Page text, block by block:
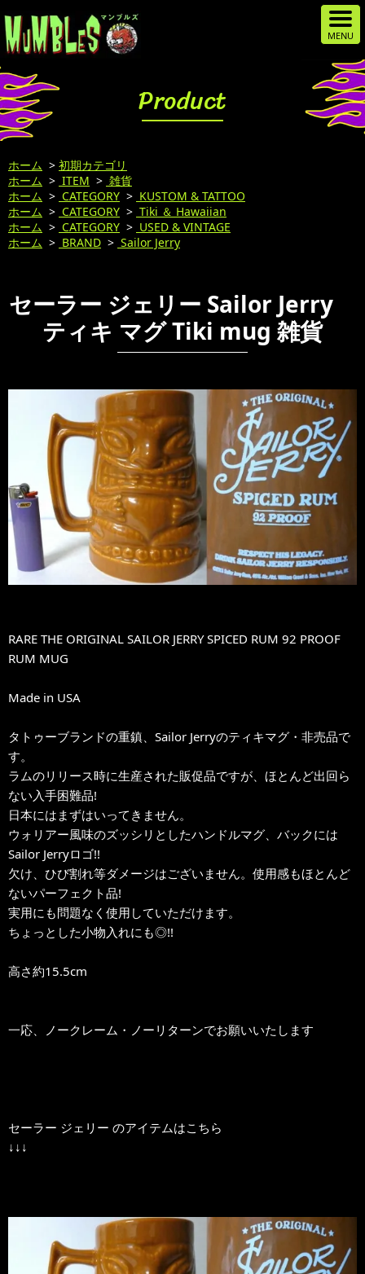
Product
ホーム > 初期カテゴリ
ホーム > ITEM > 雑貨
ホーム > CATEGORY > KUSTOM & TATTOO
ホーム > CATEGORY > Tiki ＆ Hawaiian
ホーム > CATEGORY > USED & VINTAGE
ホーム > BRAND > Sailor Jerry
セーラー ジェリー Sailor Jerry
ティキ マグ Tiki mug 雑貨
RARE THE ORIGINAL SAILOR JERRY SPICED RUM 92 PROOF
RUM MUG
Made in USA
タトゥーブランドの重鎮、Sailor Jerryのティキマグ・非売品で
す。
ラムのリリース時に生産された販促品ですが、ほとんど出回ら
ない入手困難品!
日本にはまずはいってきません。
ウォリアー風味のズッシリとしたハンドルマグ、バックには
Sailor Jerryロゴ!!
欠け、ひび割れ等ダメージはございません。使用感もほとんど
ないパーフェクト品!
実用にも問題なく使用していただけます。
ちょっとした小物入れにも◎!!
高さ約15.5cm
一応、ノークレーム・ノーリターンでお願いいたします
セーラー ジェリー のアイテムはこちら
↓↓↓